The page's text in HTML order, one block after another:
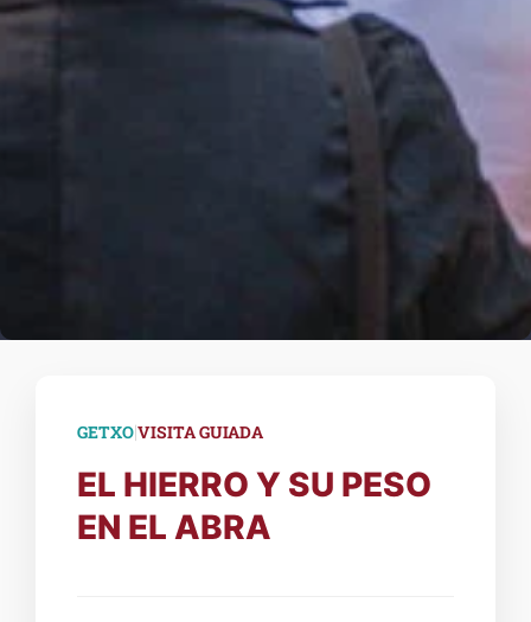
GETXO|VISITA GUIADA
EL HIERRO Y SU PESO
EN EL ABRA